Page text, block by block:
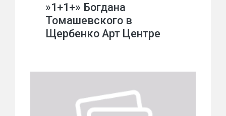
»1+1+» Богдана
Томашевского в
Щербенко Арт Центре